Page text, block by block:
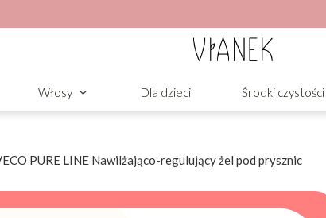
Włosy Dla dzieci Środki czystości
PURE LINE Nawilżająco-regulujący żel pod prysznic